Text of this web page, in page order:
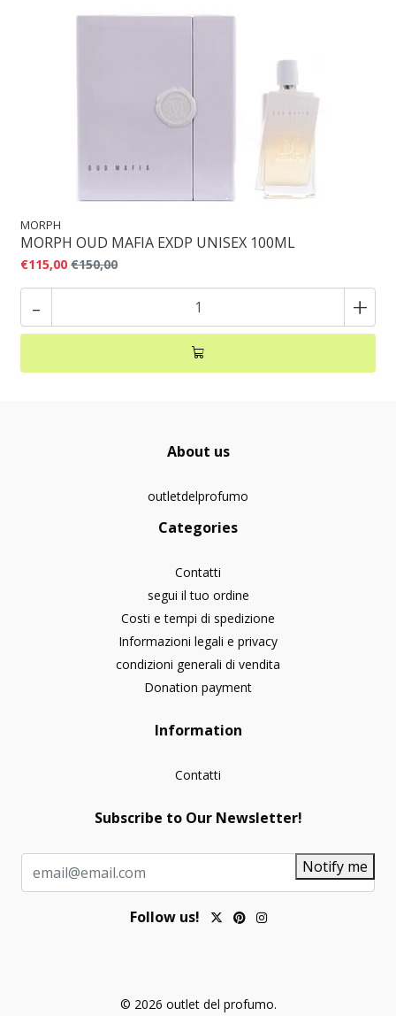
MORPH
MORPH OUD MAFIA EXDP UNISEX 100ML
€115,00 €150,00
- +
About us
outletdelprofumo
Categories
Contatti
segui il tuo ordine
Costi e tempi di spedizione
Informazioni legali e privacy
condizioni generali di vendita
Donation payment
Information
Contatti
Subscribe to Our Newsletter!
Notify me
Follow us!
© 2026 outlet del profumo.